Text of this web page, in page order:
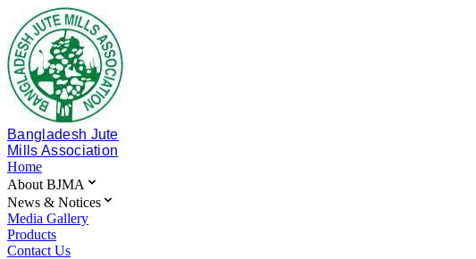
Bangladesh Jute
Mills Association
Home
About BJMA
News & Notices
Media Gallery
Products
Contact Us